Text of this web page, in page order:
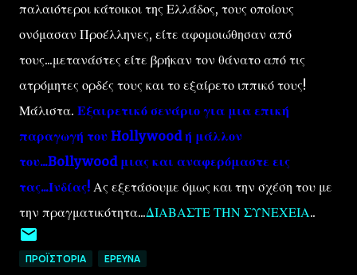
παλαιότεροι κάτοικοι της Ελλάδος, τους οποίους
ονόμασαν Προέλληνες, είτε αφομοιώθησαν από
τους...μετανάστες είτε βρήκαν τον θάνατο από τις
ατρόμητες ορδές τους και το εξαίρετο ιππικό τους!
Μάλιστα. Εξαιρετικό σενάριο για μια επική
παραγωγή του Hollywood ή μάλλον
του...Bollywood μιας και αναφερόμαστε εις
τας...Ινδίας! Ας εξετάσουμε όμως και την σχέση του με
την πραγματικότητα...ΔΙΑΒΑΣΤΕ ΤΗΝ ΣΥΝΕΧΕΙΑ..
ΠΡΟΪΣΤΟΡΙΑ EΡΕΥΝΑ